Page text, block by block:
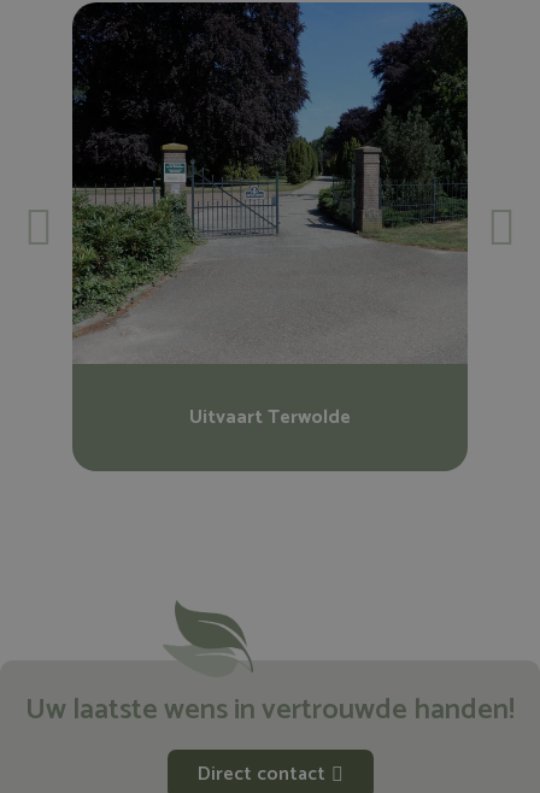
Uitvaart Terwolde
Uw laatste wens in vertrouwde handen!
Direct contact